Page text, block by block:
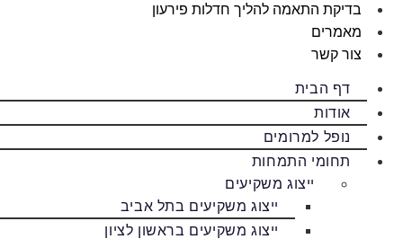
בדיקת התאמה להליך חדלות פירעון
מאמרים
צור קשר
דף הבית
אודות
נופל למרומים
תחומי התמחות
ייצוג משקיעים
ייצוג משקיעים בתל אביב
ייצוג משקיעים בראשון לציון